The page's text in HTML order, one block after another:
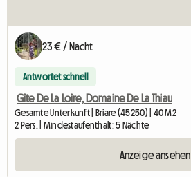
23 € / Nacht
Antwortet schnell
Gîte De La Loire, Domaine De La Thiau
Gesamte Unterkunft | Briare (45250) | 40 M2
2 Pers. | Mindestaufenthalt: 5 Nächte
Anzeige ansehen